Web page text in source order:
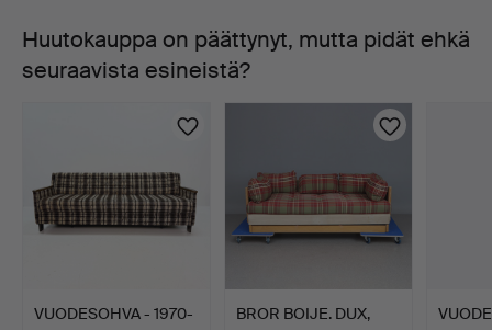
VUODETUOLI,
Huutokauppa on päättynyt, mutta pidät ehkä
seuraavista esineistä?
VUODESOHVA - 1970-
BROR BOIJE. DUX,